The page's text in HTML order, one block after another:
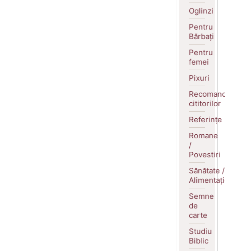
Oglinzi
Pentru
Bărbați
Pentru
femei
Pixuri
cititorilor
Referințe
Romane
/
Povestiri
Sănătate /
Semne
de
carte
Studiu
Biblic